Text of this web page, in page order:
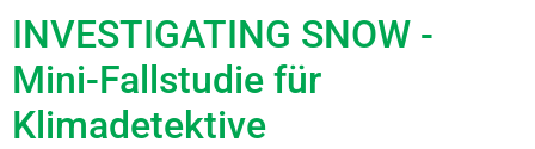
INVESTIGATING SNOW -
Mini-Fallstudie für
Klimadetektive